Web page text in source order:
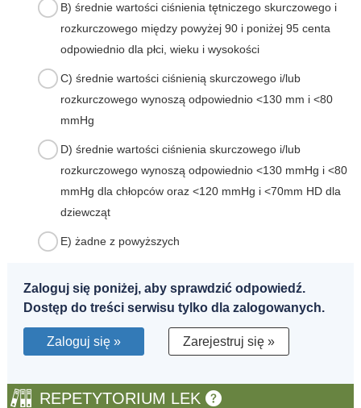
B) średnie wartości ciśnienia tętniczego skurczowego i
rozkurczowego między powyżej 90 i poniżej 95 centa
odpowiednio dla płci, wieku i wysokości
C) średnie wartości ciśnienią skurczowego i/lub
rozkurczowego wynoszą odpowiednio <130 mm i <80
mmHg
D) średnie wartości ciśnienia skurczowego i/lub
rozkurczowego wynoszą odpowiednio <130 mmHg i <80
mmHg dla chłopców oraz <120 mmHg i <70mm HD dla
dziewcząt
E) żadne z powyższych
Zaloguj się poniżej, aby sprawdzić odpowiedź.
Dostęp do treści serwisu tylko dla zalogowanych.
Zaloguj się » Zarejestruj się »
REPETYTORIUM LEK